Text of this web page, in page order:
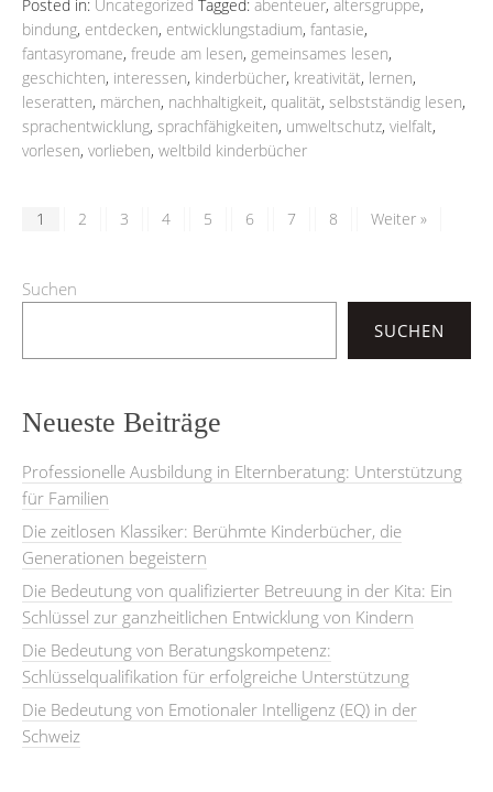
Posted in: Uncategorized Tagged: abenteuer, altersgruppe,
bindung, entdecken, entwicklungstadium, fantasie,
fantasyromane, freude am lesen, gemeinsames lesen,
geschichten, interessen, kinderbücher, kreativität, lernen,
leseratten, märchen, nachhaltigkeit, qualität, selbstständig lesen,
sprachentwicklung, sprachfähigkeiten, umweltschutz, vielfalt,
vorlesen, vorlieben, weltbild kinderbücher
1 2 3 4 5 6 7 8 Weiter »
Suchen
SUCHEN
Neueste Beiträge
Professionelle Ausbildung in Elternberatung: Unterstützung
für Familien
Die zeitlosen Klassiker: Berühmte Kinderbücher, die
Generationen begeistern
Die Bedeutung von qualifizierter Betreuung in der Kita: Ein
Schlüssel zur ganzheitlichen Entwicklung von Kindern
Die Bedeutung von Beratungskompetenz:
Schlüsselqualifikation für erfolgreiche Unterstützung
Die Bedeutung von Emotionaler Intelligenz (EQ) in der
Schweiz